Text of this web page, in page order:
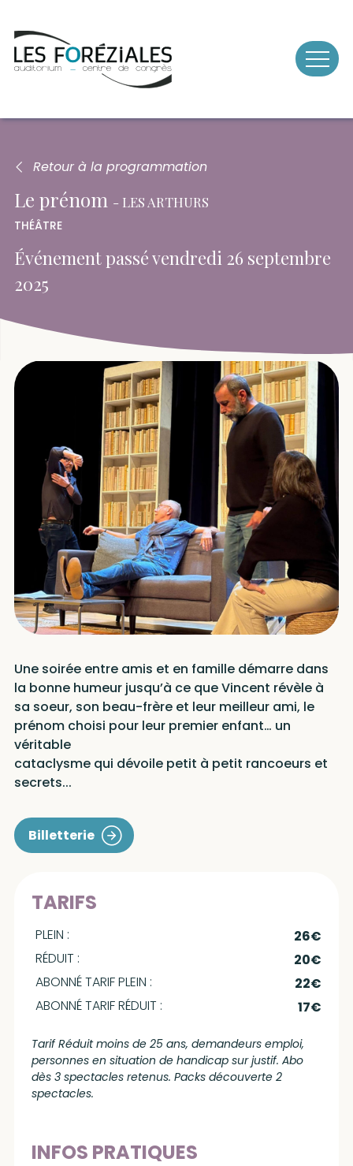
content
Retour à la programmation
Le prénom LES ARTHURS
THÉÂTRE
Événement passévendredi 26 septembre
2025
Billetterie
TARIFS
PLEIN :
26€
RÉDUIT :
20€
ABONNÉ TARIF PLEIN :
22€
ABONNÉ TARIF RÉDUIT :
17€
Tarif Réduit moins de 25 ans, demandeurs emploi,
personnes en situation de handicap sur justif. Abo
dès 3 spectacles retenus. Packs découverte 2
spectacles.
INFOS PRATIQUES
Une soirée entre amis et en famille démarre dans
la bonne humeur jusqu’à ce que Vincent révèle à
sa soeur, son beau-frère et leur meilleur ami, le
prénom choisi pour leur premier enfant… un
véritable
cataclysme qui dévoile petit à petit rancoeurs et
secrets...